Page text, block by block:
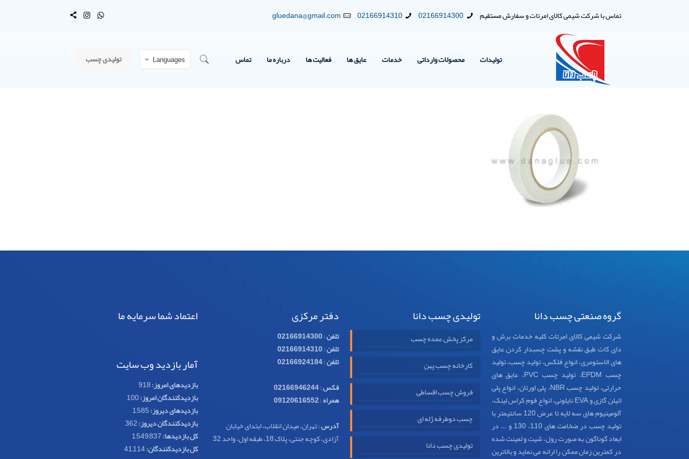
تماس با شرکت شیمی کالای امرتات و سفارش مستقیم 02166914300
02166914310
gluedana@gmail.com
تولیدات محصولات وارداتی خدمات عایق ها فعالیت ها درباره ما تماس Languages تولیدی چسب
گروه صنعتی چسب دانا
شرکت شیمی کالای امرتات کلیه خدمات برش و
دای کات طبق نقشه و پشت چسبدار کردن عایق
های الاستومری، انواع فلکس، تولید چسب، تولید
چسب EPDM، تولید چسب PVC، عایق های
حرارتی، تولید چسب NBR، پلی اورتان، انواع پلی
اتیلن گازی و EVA نایلونی، انواع فوم کراس لینک،
آلومینیوم های سه لایه تا عرض 120 سانتیمتر با
تولید چسب در ضخامت های 110، 130 و ... در
ابعاد گوناگون به صورت رول، شیت و لمینت شده
در کمترین زمان ممکن را ارائه می نماید و بالاترین
تولیدی چسب دانا
مرکز پخش عمده چسب
کارخانه چسب پهن
فروش چسب اقساطی
چسب دوطرفه ژله ای
تولیدی چسب دانا
دفتر مرکزی
تلفن:
02166914300
تلفن:
02166914310
تلفن:
02166924184
فکس:
02166946244
همراه:
09120616552
آدرس: تهران، میدان انقلاب، ابتدای خیابان
آزادی، کوچه جنتی، پلاک 18، طبقه اول، واحد 32
اعتماد شما سرمایه ما
آمار بازدید وب سایت
بازدیدهای امروز:918
بازدیدکنندگان امروز:100
بازدیدهای دیروز:1,585
بازدیدکنندگان دیروز:362
کل بازدیدها:1,549,837
کل بازدیدکنند‌گان:41,114